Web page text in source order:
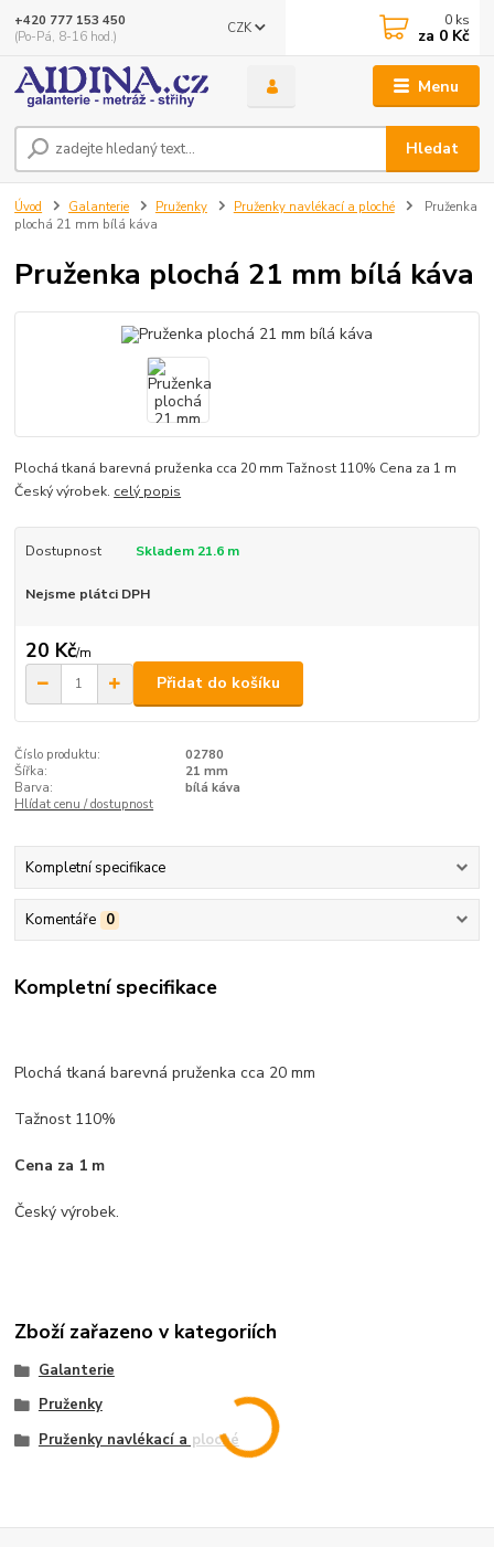
Menu
CZK
Hledat
+420 777 153 450
(Po-Pá, 8-16 hod.)
0 ks
za 0 Kč
Úvod Galanterie Pruženky Pruženky navlékací a ploché
Pruženka
plochá 21 mm bílá káva
Pruženka plochá 21 mm bílá káva
Plochá tkaná barevná pruženka cca 20 mm Tažnost 110% Cena za 1 m
Český výrobek. celý popis
Dostupnost Skladem 21.6 m
Nejsme plátci DPH
20 Kč/m
Přidat do košíku
Číslo produktu:
02780
Šířka:
21 mm
Barva:
bílá káva
Hlídat cenu / dostupnost
Kompletní specifikace
Komentáře 0
Kompletní specifikace
Plochá tkaná barevná pruženka cca 20 mm
Tažnost 110%
Cena za 1 m
Český výrobek.
Zboží zařazeno v kategoriích
Galanterie
Pruženky
Pruženky navlékací a ploché